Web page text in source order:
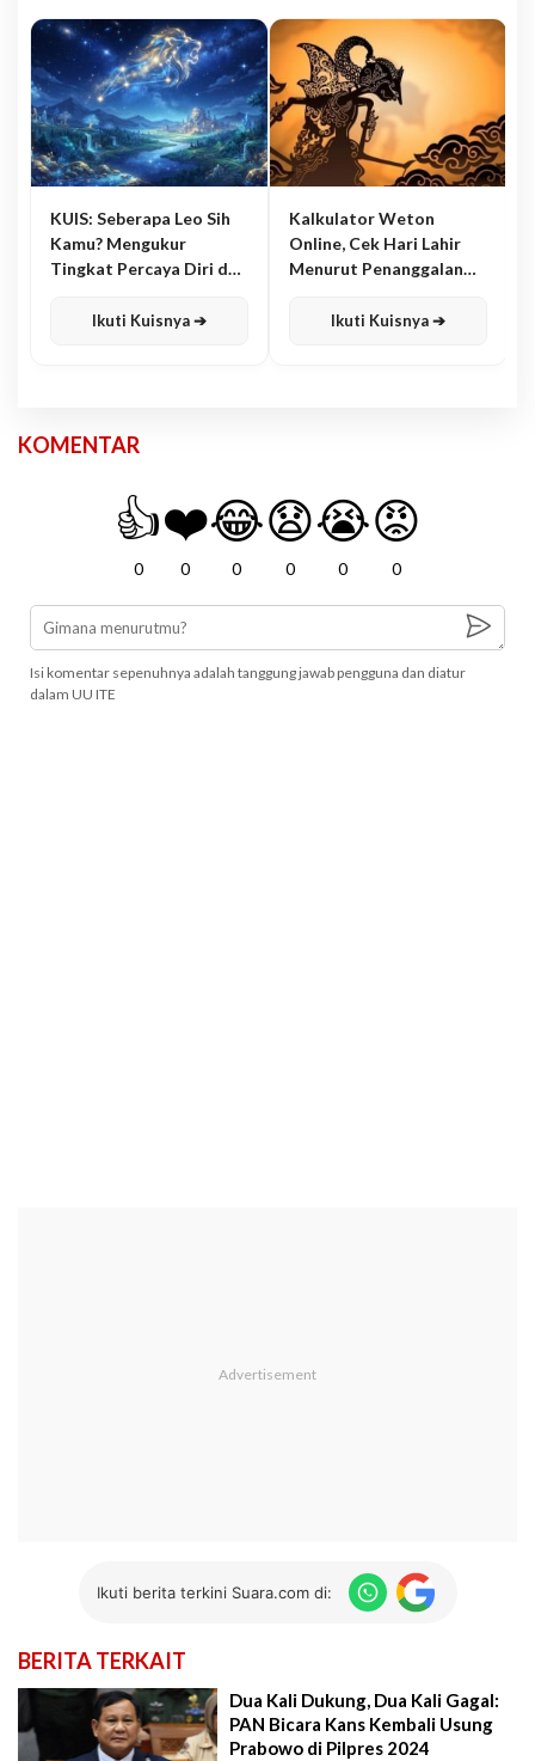
KUIS: Seberapa Leo Sih
Kamu? Mengukur
Tingkat Percaya Diri dan
Ikuti Kuisnya ➔
Kalkulator Weton
Online, Cek Hari Lahir
Menurut Penanggalan
Ikuti Kuisnya ➔
KOMENTAR
👍
0
❤️
0
😂
0
😧
0
😭
0
😡
0
Isi komentar sepenuhnya adalah tanggung jawab pengguna dan diatur
dalam UU ITE
Ikuti berita terkini Suara.com di:
BERITA TERKAIT
Dua Kali Dukung, Dua Kali Gagal:
PAN Bicara Kans Kembali Usung
Prabowo di Pilpres 2024